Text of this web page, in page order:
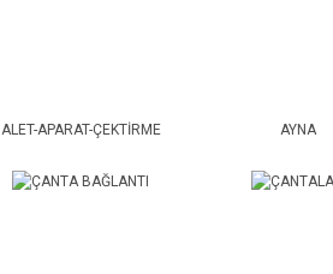
ALET-APARAT-ÇEKTİRME AYNA